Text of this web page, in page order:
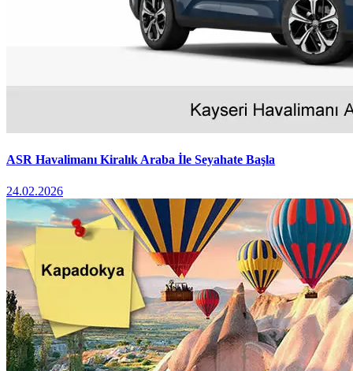
ASR Havalimanı Kiralık Araba İle Seyahate Başla
24.02.2026